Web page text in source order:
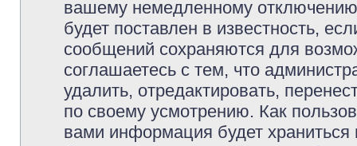
вашему немедленному
будет поставлен в известность,
сообщений сохраняются для
соглашаетесь с тем, что
удалить, отредактировать,
по своему усмотрению. Как
вами информация будет